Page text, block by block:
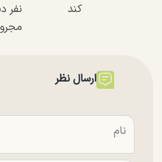
کند
نفر
ارسال نظر